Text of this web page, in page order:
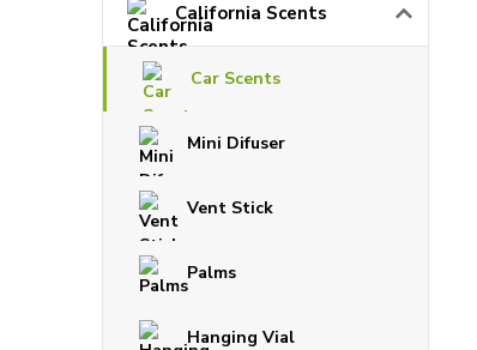
California Scents
Car Scents
Mini Difuser
Vent Stick
Palms
Hanging Vial